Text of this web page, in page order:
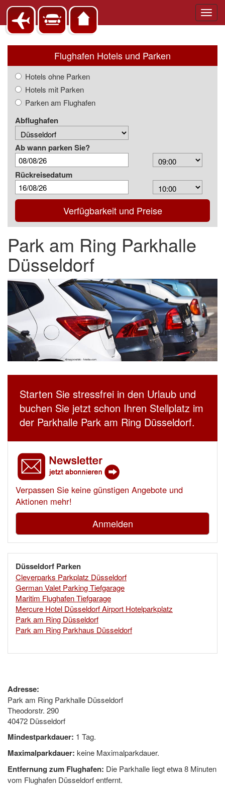
Flughafen Hotels und Parken
Hotels ohne Parken
Hotels mit Parken
Parken am Flughafen
Abflughafen
Ab wann parken Sie?
Arrival
Time
Rückreisedatum
Depart
Time
Verfügbarkeit und Preise
Park am Ring Parkhalle
Düsseldorf
Starten Sie stressfrei in den Urlaub und
buchen Sie jetzt schon Ihren Stellplatz im
der Parkhalle Park am Ring Düsseldorf.
Verpassen Sie keine günstigen Angebote und
Aktionen mehr!
Anmelden
Düsseldorf Parken
Cleverparks Parkplatz Düsseldorf
German Valet Parking Tiefgarage
Maritim Flughafen Tiefgarage
Mercure Hotel Düsseldorf Airport Hotelparkplatz
Park am Ring Düsseldorf
Park am Ring Parkhaus Düsseldorf
Adresse:
Park am Ring Parkhalle Düsseldorf
Theodorstr. 290
40472 Düsseldorf
Mindestparkdauer: 1 Tag.
Maximalparkdauer: keine Maximalparkdauer.
Entfernung zum Flughafen: Die Parkhalle liegt etwa 8 Minuten
vom Flughafen Düsseldorf entfernt.